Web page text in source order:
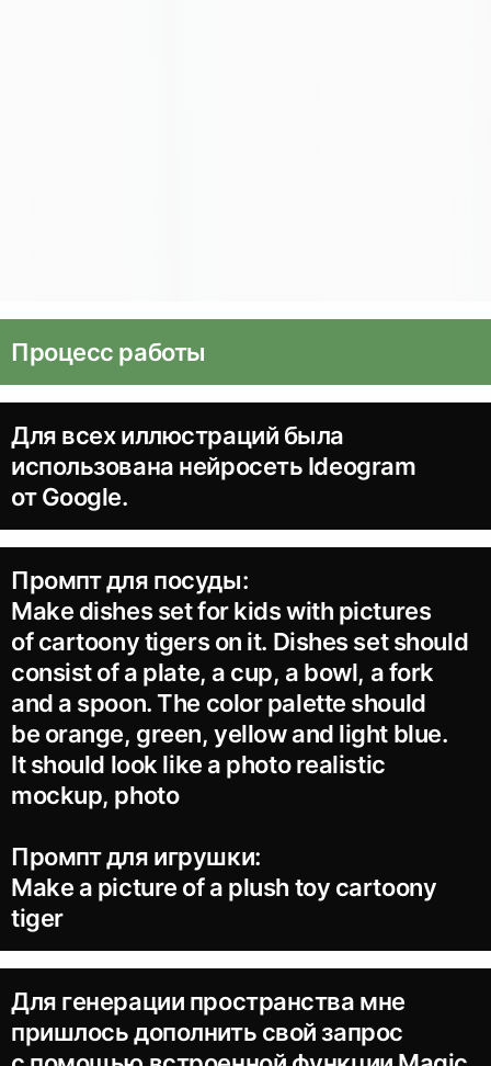
Процесс работы
Для всех иллюстраций была
использована нейросеть Ideogram
от Google.
Промпт для посуды:
Make dishes set for kids with pictures
of cartoony tigers on it. Dishes set should
consist of a plate, a cup, a bowl, a fork
and a spoon. The color palette should
be orange, green, yellow and light blue.
It should look like a photo realistic
mockup, photo
Промпт для игрушки:
Make a picture of a plush toy cartoony
tiger
Для генерации пространства мне
пришлось дополнить свой запрос